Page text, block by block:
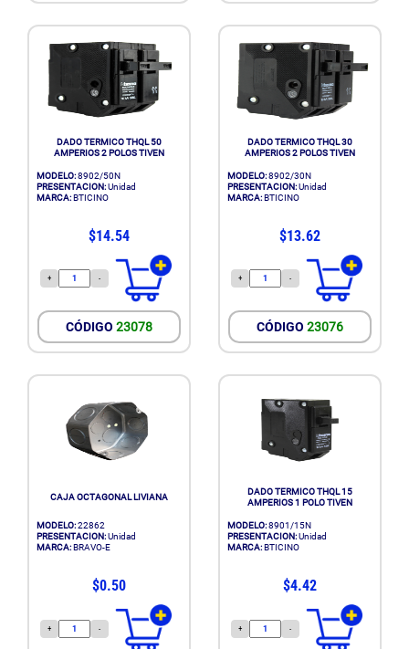
DADO TERMICO THQL 50
AMPERIOS 2 POLOS TIVEN
MODELO:8902/50N
PRESENTACION:Unidad
MARCA:BTICINO
$14.54
+ -
CÓDIGO 23078
DADO TERMICO THQL 30
AMPERIOS 2 POLOS TIVEN
MODELO:8902/30N
PRESENTACION:Unidad
MARCA:BTICINO
$13.62
+ -
CÓDIGO 23076
CAJA OCTAGONAL LIVIANA
MODELO:22862
PRESENTACION:Unidad
MARCA:BRAVO-E
$0.50
+ -
DADO TERMICO THQL 15
AMPERIOS 1 POLO TIVEN
MODELO:8901/15N
PRESENTACION:Unidad
MARCA:BTICINO
$4.42
+ -